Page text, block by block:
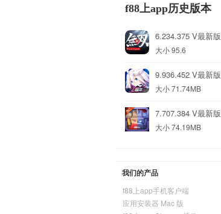
f88上app历史版本
6.234.375 V最新版
大小 95.6
9.936.452 V最新版
大小 71.74MB
7.707.384 V最新版
大小 74.19MB
我们的产品
f88上app手机客户端
应用安装器 Mac 版